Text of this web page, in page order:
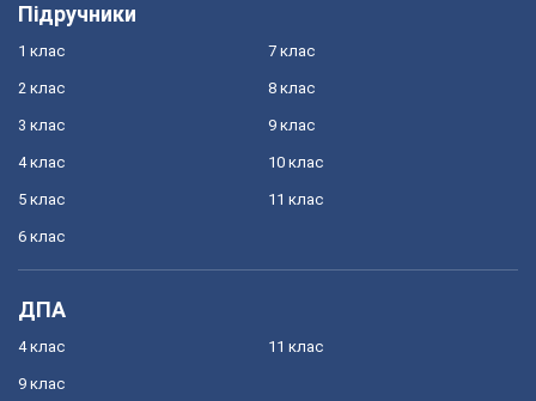
Підручники
1 клас
2 клас
3 клас
4 клас
5 клас
6 клас
7 клас
8 клас
9 клас
10 клас
11 клас
ДПА
4 клас
9 клас
11 клас